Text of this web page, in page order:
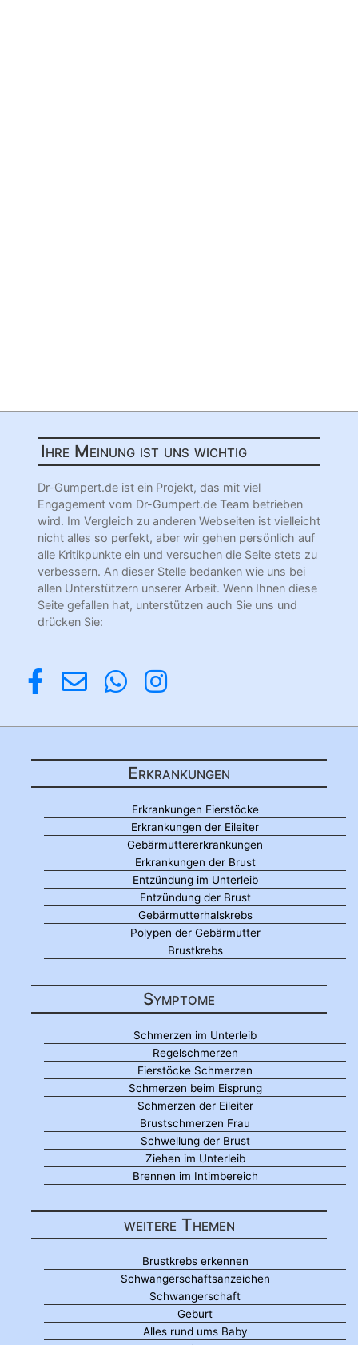
Ihre Meinung ist uns wichtig
Dr-Gumpert.de ist ein Projekt, das mit viel
Engagement vom Dr-Gumpert.de Team betrieben
wird. Im Vergleich zu anderen Webseiten ist vielleicht
nicht alles so perfekt, aber wir gehen persönlich auf
alle Kritikpunkte ein und versuchen die Seite stets zu
verbessern. An dieser Stelle bedanken wie uns bei
allen Unterstützern unserer Arbeit. Wenn Ihnen diese
Seite gefallen hat, unterstützen auch Sie uns und
drücken Sie:
Erkrankungen
Erkrankungen Eierstöcke
Erkrankungen der Eileiter
Gebärmuttererkrankungen
Erkrankungen der Brust
Entzündung im Unterleib
Entzündung der Brust
Gebärmutterhalskrebs
Polypen der Gebärmutter
Brustkrebs
Symptome
Schmerzen im Unterleib
Regelschmerzen
Eierstöcke Schmerzen
Schmerzen beim Eisprung
Schmerzen der Eileiter
Brustschmerzen Frau
Schwellung der Brust
Ziehen im Unterleib
Brennen im Intimbereich
weitere Themen
Brustkrebs erkennen
Schwangerschaftsanzeichen
Schwangerschaft
Geburt
Alles rund ums Baby